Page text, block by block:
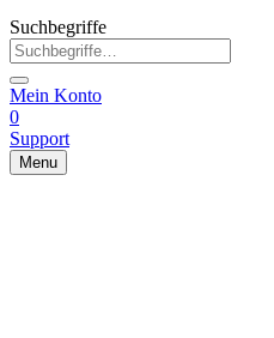
Suchbegriffe
Mein Konto
0
Support
Menu